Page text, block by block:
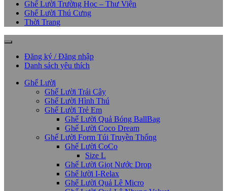
Ghế Lười Trường Học – Thư Viện
Ghế Lười Thú Cưng
Thời Trang
Đăng ký / Đăng nhập
Danh sách yêu thích
Ghế Lười
Ghế Lười Trái Cây
Ghế Lười Hình Thú
Ghế Lười Trẻ Em
Ghế Lười Quả Bóng BallBag
Ghế Lười Coco Dream
Ghế Lười Form Túi Truyền Thống
Ghế Lười CoCo
Size L
Ghế Lười Giọt Nước Drop
Ghế lười I-Relax
Ghế Lười Quả Lê Micro